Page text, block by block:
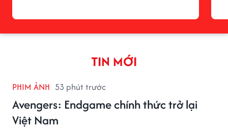
TIN MỚI
PHIM ẢNH 53 phút trước
Avengers: Endgame chính thức trở lại
Việt Nam